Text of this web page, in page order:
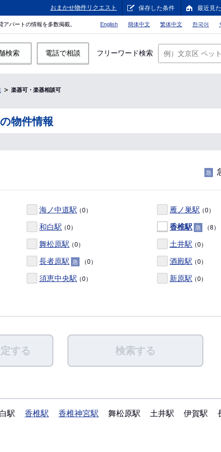
おまかせ物件リクエスト 保存した条件 最近見
パートの情報を多数掲載。 English 簡体中文 繁体中文 한국어
検索 電話で相談 フリーワード検索
楽器可・楽器相談可
物件情報
急
海ノ中道駅（0） 雁ノ巣駅（0）
和白駅（0） 香椎駅 急 （8）
舞松原駅（0） 土井駅（0）
長者原駅 急 （0） 酒殿駅（0）
須恵中央駅（0） 新原駅（0）
する 検索する
駅 香椎駅 香椎神宮駅 舞松原駅 土井駅 伊賀駅